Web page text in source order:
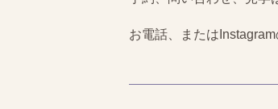
お電話、または